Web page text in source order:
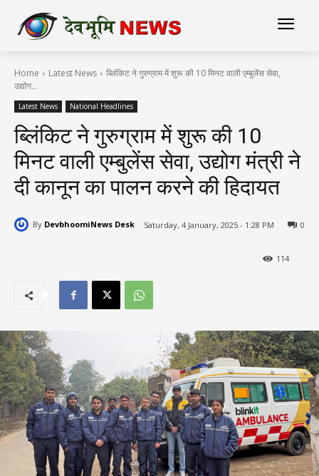
Home Latest News
ब्लिंकिट ने गुरुग्राम में शुरू की 10 मिनट वाली एम्बुलेंस सेवा,
उद्योग...
Latest News National Headlines
ब्लिंकिट ने गुरुग्राम में शुरू की 10
मिनट वाली एम्बुलेंस सेवा, उद्योग मंत्री ने
दी कानून का पालन करने की हिदायत
By DevbhoomiNews Desk Saturday, 4 January, 2025 - 1:28 PM 0
114